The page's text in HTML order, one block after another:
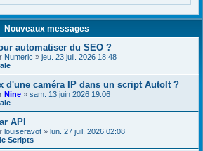
Nouveaux messages
automatiser du SEO ?
Numeric » jeu. 23 juil. 2026 18:48
d'une caméra IP dans un script AutoIt ?
Nine » sam. 13 juin 2026 19:06
API
louiseravot » lun. 27 juil. 2026 02:08
Scripts